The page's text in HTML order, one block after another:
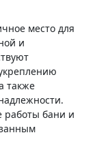
место для
и
также
бани и